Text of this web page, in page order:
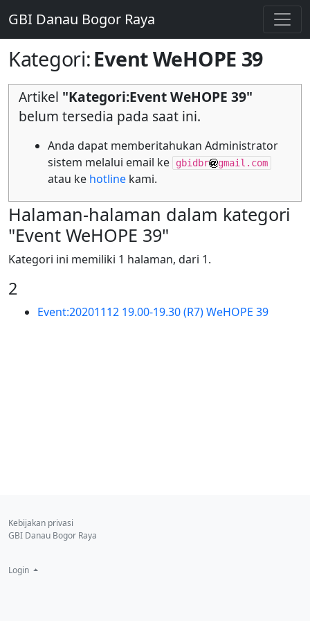
GBI Danau Bogor Raya
Kategori:Event WeHOPE 39
Artikel "Kategori:Event WeHOPE 39"
belum tersedia pada saat ini.
Anda dapat memberitahukan Administrator
sistem melalui email ke
gbidbr gmail.com
atau ke hotlinekami.
Halaman-halaman dalam kategori
"Event WeHOPE 39"
Kategori ini memiliki 1 halaman, dari 1.
2
Event:20201112 19.00-19.30 (R7) WeHOPE 39
Kebijakan privasi
GBI Danau Bogor Raya
Login